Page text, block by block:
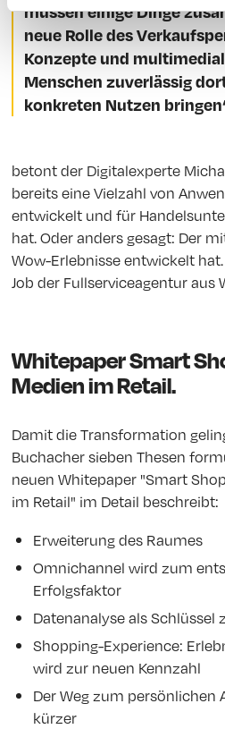
müssen einige Dinge
neue Rolle des
Konzepte und
Menschen zuverlässig
konkreten Nutzen
betont der Digitalexperte
bereits eine Vielzahl von
entwickelt und für
hat. Oder anders gesagt: Der
Wow-Erlebnisse entwickelt
Job der Fullserviceagentur aus
Whitepaper Smart
Medien im Retail.
Damit die Transformation
Buchacher sieben Thesen
neuen Whitepaper "Smart
im Retail" im Detail beschreibt:
Erweiterung des Raumes
Omnichannel wird zum
Erfolgsfaktor
Datenanalyse als
Shopping-Experience:
wird zur neuen Kennzahl
Der Weg zum
kürzer